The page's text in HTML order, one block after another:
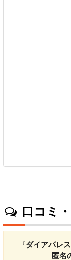
口コミ
『ダイアパレ
匿名